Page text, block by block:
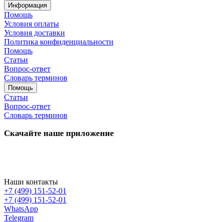
Информация
Помощь
Условия оплаты
Условия доставки
Политика конфиденциальности
Помощь
Статьи
Вопрос-ответ
Словарь терминов
Помощь
Статьи
Вопрос-ответ
Словарь терминов
Скачайте наше приложение
Наши контакты
+7 (499) 151-52-01
+7 (499) 151-52-01
WhatsApp
Telegram